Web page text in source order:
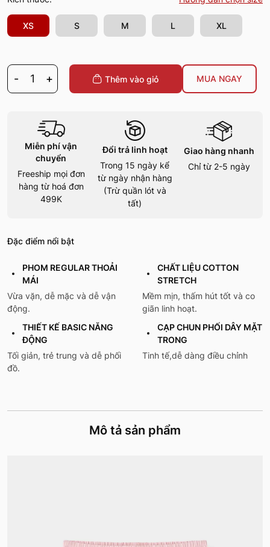
XS S M L XL
- 1 + Thêm vào giỏ MUA NGAY
Miễn phí vận
chuyển
Freeship mọi đơn
hàng từ hoá đơn
499K
Đổi trả linh hoạt
Trong 15 ngày kể
từ ngày nhận hàng
(Trừ quần lót và
tất)
Giao hàng nhanh
Chỉ từ 2-5 ngày
Đặc điểm nổi bật
PHOM REGULAR THOẢI
MÁI
Vừa vặn, dễ mặc và dễ vận
động.
CHẤT LIỆU COTTON
STRETCH
Mềm mịn, thấm hút tốt và co
giãn linh hoạt.
THIẾT KẾ BASIC NĂNG
ĐỘNG
Tối giản, trẻ trung và dễ phối
đồ.
CẠP CHUN PHỐI DÂY MẶT
TRONG
Tinh tế,dễ dàng điều chỉnh
Mô tả sản phẩm